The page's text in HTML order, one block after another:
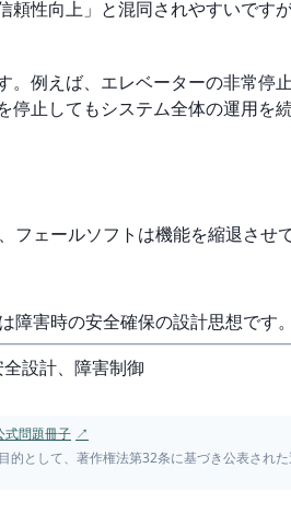
性向上」と混同されやすいです
例えば、エレベーターの非常停
止してもシステム全体の運用を続
ェールソフトは機能を縮退させ
害時の安全確保の設計思想です。
設計、障害制御
式問題冊子 ↗
として、著作権法第32条に基づき公表された